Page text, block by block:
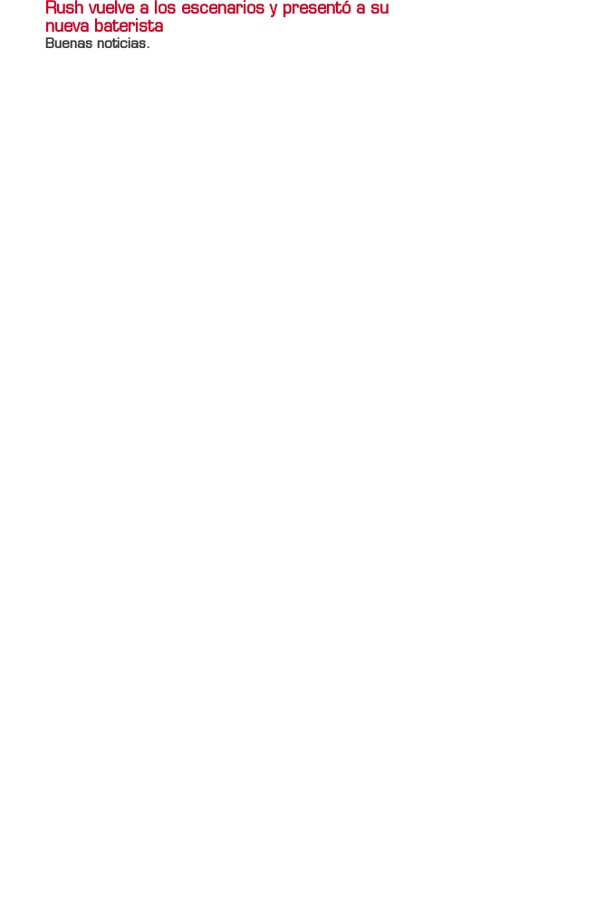
Rush vuelve a los escenarios y presentó a su
nueva baterista
Buenas noticias.